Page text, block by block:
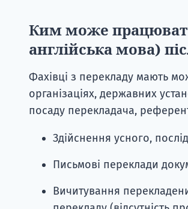
Ким може
англійська мова)
Фахівці з перекладу мають
організаціях, державних
посаду перекладача,
Здійснення усного,
Письмові переклади
Вичитування